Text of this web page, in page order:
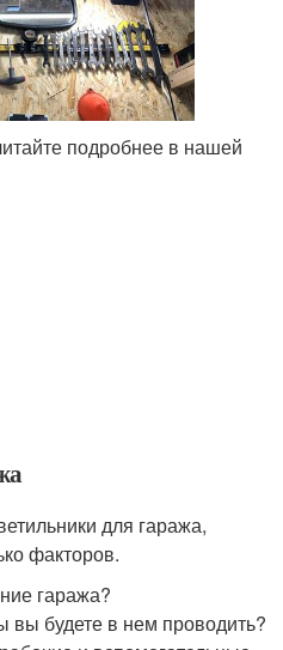
подробнее в нашей
для гаража,
факторов.
гаража?
вы будете в нем проводить?